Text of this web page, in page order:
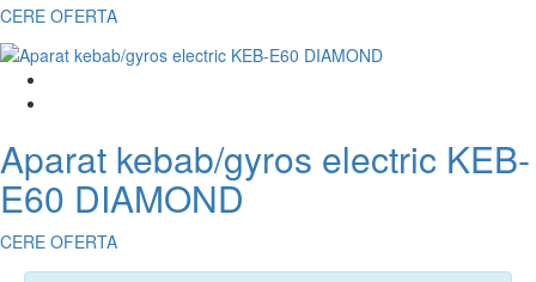
CERE OFERTA
Aparat kebab/gyros electric KEB-
E60 DIAMOND
CERE OFERTA